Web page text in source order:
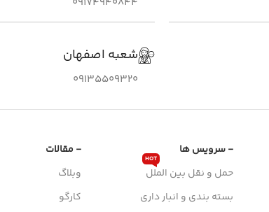
شعبه اصفهان
09135509320
- سرویس ها
حمل و نقل بین الملل
HOT
بسته بندی و انبار داری
- مقالات
وبلاگ
کارگو